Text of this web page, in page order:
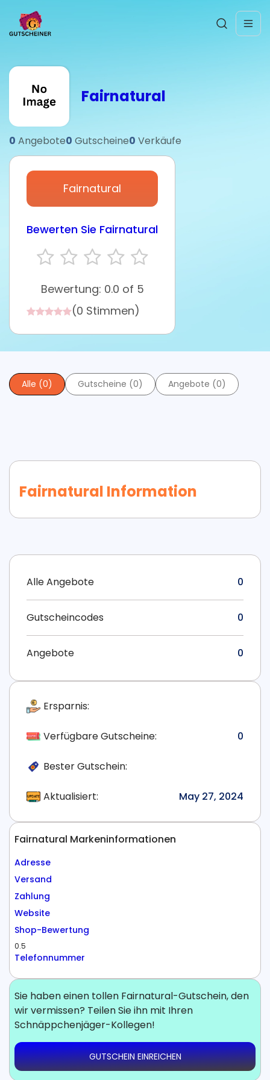
Fairnatural
0 Angebote0 Gutscheine0 Verkäufe
Fairnatural
Bewerten Sie Fairnatural
Bewertung: 0.0 of 5
(0 Stimmen)
Alle (0) Gutscheine (0) Angebote (0)
Fairnatural Information
Alle Angebote 0
Gutscheincodes 0
Angebote 0
Ersparnis:
Verfügbare Gutscheine: 0
Bester Gutschein:
Aktualisiert: May 27, 2024
Fairnatural Markeninformationen
Adresse
Versand
Zahlung
Website
Shop-Bewertung
0.5
Telefonnummer
Sie haben einen tollen Fairnatural-Gutschein, den
wir vermissen? Teilen Sie ihn mit Ihren
Schnäppchenjäger-Kollegen!
GUTSCHEIN EINREICHEN